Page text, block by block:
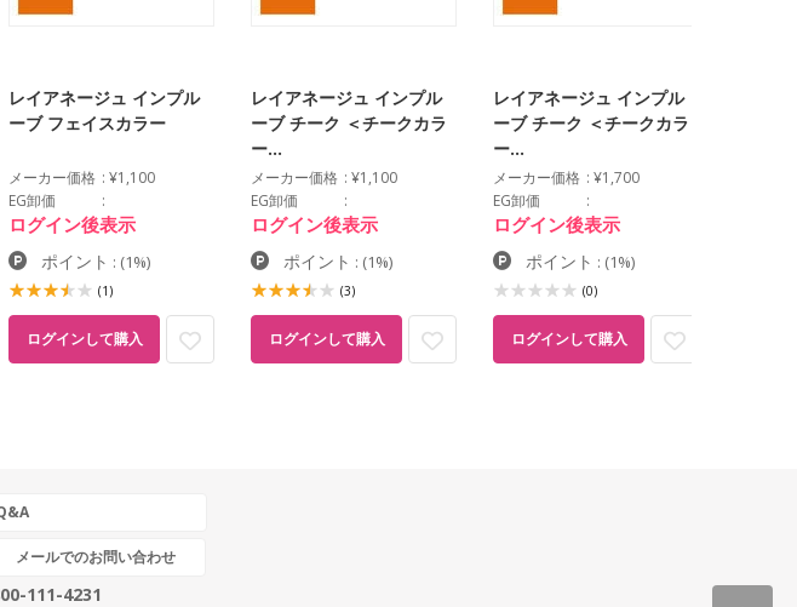
レイアネージュ インプル
ーブ フェイスカラー
メーカー価格
¥1,100
EG卸価
ログイン後表示
ポイント : (1%)
(1)
ログインして購入
レイアネージュ インプル
ーブ チーク ＜チークカラ
ー…
メーカー価格
¥1,100
EG卸価
ログイン後表示
ポイント : (1%)
(3)
ログインして購入
レイアネージュ インプル
ーブ チーク ＜チークカラ
ー…
メーカー価格
¥1,700
EG卸価
ログイン後表示
ポイント : (1%)
(0)
ログインして購入
メールでのお問い合わせ
111-4231